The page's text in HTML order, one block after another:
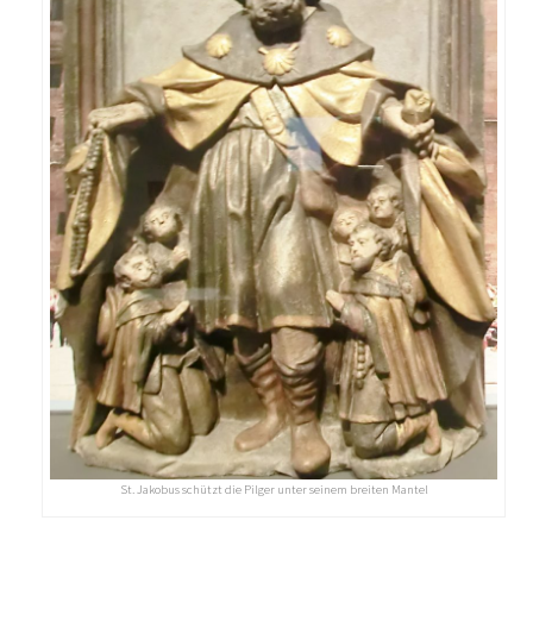
St. Jakobus schützt die Pilger unter seinem breiten Mantel